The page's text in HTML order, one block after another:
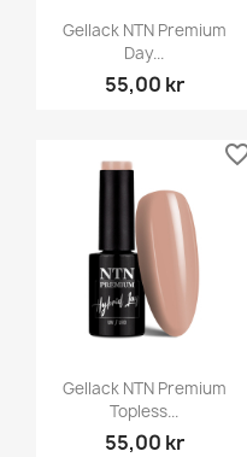
Gellack NTN Premium
Day...
55,00 kr
Gellack NTN Premium
Topless...
55,00 kr